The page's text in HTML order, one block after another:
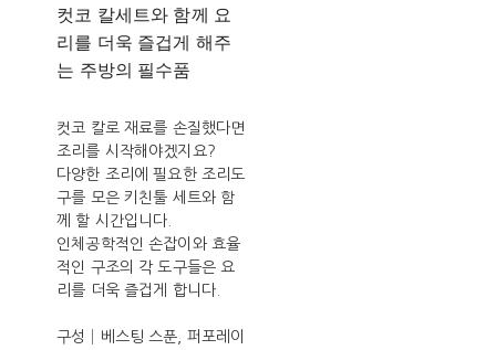
컷코 칼세트와 함께 요
리를 더욱 즐겁게 해주
는 주방의 필수품
컷코 칼로 재료를 손질했다면
조리를 시작해야겠지요?
다양한 조리에 필요한 조리도
구를 모은 키친툴 세트와 함
께 할 시간입니다.
인체공학적인 손잡이와 효율
적인 구조의 각 도구들은 요
리를 더욱 즐겁게 합니다.
구성│베스팅 스푼, 퍼포레이